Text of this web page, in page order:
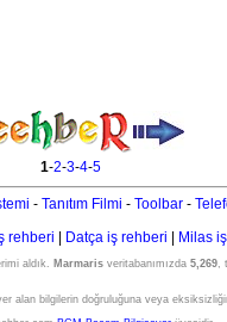
1-2-3-4-5
- Tanıtım Filmi - Toolbar -
rehberi Datça iş rehberi Milas
aldık. Marmarisveritabanımızda 5,269,
alan bilgilerin doğruluğuna veya